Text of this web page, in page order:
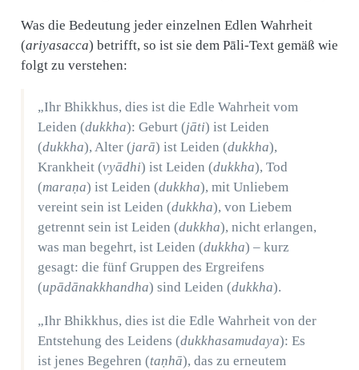
Was die Bedeutung jeder einzelnen Edlen Wahrheit
(ariyasacca) betrifft, so ist sie dem Pāli-Text gemäß wie
folgt zu verstehen:
„Ihr Bhikkhus, dies ist die Edle Wahrheit vom
Leiden (dukkha): Geburt (jāti) ist Leiden
(dukkha), Alter (jarā) ist Leiden (dukkha),
Krankheit (vyādhi) ist Leiden (dukkha), Tod
(maraṇa) ist Leiden (dukkha), mit Unliebem
vereint sein ist Leiden (dukkha), von Liebem
getrennt sein ist Leiden (dukkha), nicht erlangen,
was man begehrt, ist Leiden (dukkha) – kurz
gesagt: die fünf Gruppen des Ergreifens
(upādānakkhandha) sind Leiden (dukkha).
„Ihr Bhikkhus, dies ist die Edle Wahrheit von der
Entstehung des Leidens (dukkhasamudaya): Es
ist jenes Begehren (taṇhā), das zu erneutem